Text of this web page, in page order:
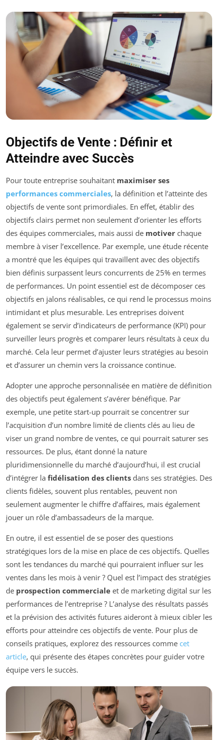
Objectifs de Vente : Définir et
Atteindre avec Succès
Pour toute entreprise souhaitant maximiser ses
performances commerciales, la définition et l’atteinte des
objectifs de vente sont primordiales. En effet, établir des
objectifs clairs permet non seulement d’orienter les efforts
des équipes commerciales, mais aussi de motiver chaque
membre à viser l’excellence. Par exemple, une étude récente
a montré que les équipes qui travaillent avec des objectifs
bien définis surpassent leurs concurrents de 25% en termes
de performances. Un point essentiel est de décomposer ces
objectifs en jalons réalisables, ce qui rend le processus moins
intimidant et plus mesurable. Les entreprises doivent
également se servir d’indicateurs de performance (KPI) pour
surveiller leurs progrès et comparer leurs résultats à ceux du
marché. Cela leur permet d’ajuster leurs stratégies au besoin
et d’assurer un chemin vers la croissance continue.
Adopter une approche personnalisée en matière de définition
des objectifs peut également s’avérer bénéfique. Par
exemple, une petite start-up pourrait se concentrer sur
l’acquisition d’un nombre limité de clients clés au lieu de
viser un grand nombre de ventes, ce qui pourrait saturer ses
ressources. De plus, étant donné la nature
pluridimensionnelle du marché d’aujourd’hui, il est crucial
d’intégrer la fidélisation des clients dans ses stratégies. Des
clients fidèles, souvent plus rentables, peuvent non
seulement augmenter le chiffre d’affaires, mais également
jouer un rôle d’ambassadeurs de la marque.
En outre, il est essentiel de se poser des questions
stratégiques lors de la mise en place de ces objectifs. Quelles
sont les tendances du marché qui pourraient influer sur les
ventes dans les mois à venir ? Quel est l’impact des stratégies
de prospection commerciale et de marketing digital sur les
performances de l’entreprise ? L’analyse des résultats passés
et la prévision des activités futures aideront à mieux cibler les
efforts pour atteindre ces objectifs de vente. Pour plus de
conseils pratiques, explorez des ressources comme cet
article, qui présente des étapes concrètes pour guider votre
équipe vers le succès.